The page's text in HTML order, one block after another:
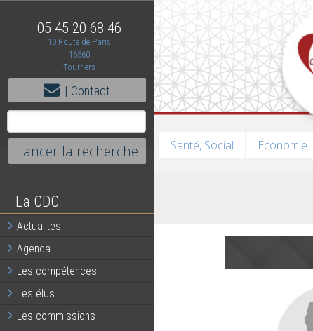
05 45 20 68 46
10 Route de Paris
16560
Tourriers
| Contact
La CDC
Actualités
Agenda
Les compétences
Les élus
Les commissions
Santé, Social Économie